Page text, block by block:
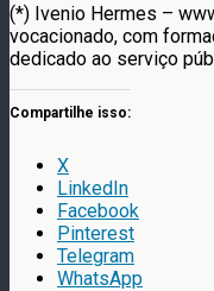
(*) Ivenio Hermes –
vocacionado, com
dedicado ao serviço
Compartilhe isso:
X
LinkedIn
Facebook
Pinterest
Telegram
WhatsApp